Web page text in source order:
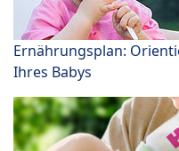
Ernährungsplan:
Ihres Babys